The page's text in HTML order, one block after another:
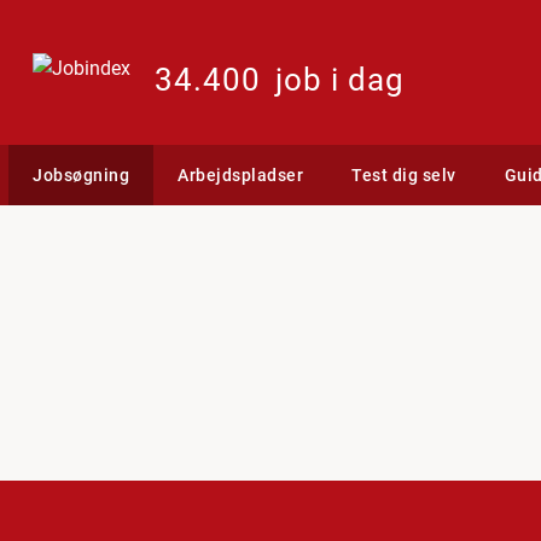
34.400 job i dag
Jobsøgning Arbejdspladser Test dig selv